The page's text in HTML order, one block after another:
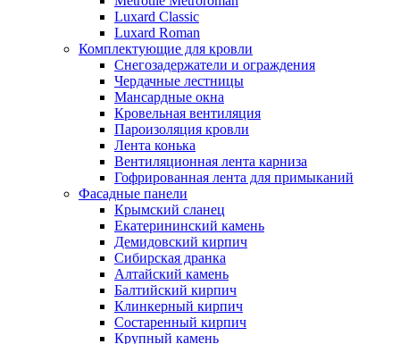
Luxard Classic
Luxard Roman
Комплектующие для кровли
Снегозадержатели и ограждения
Чердачные лестницы
Мансардные окна
Кровельная вентиляция
Пароизоляция кровли
Лента конька
Вентиляционная лента карниза
Гофрированная лента для примыканий
Фасадные панели
Крымский сланец
Екатерининский камень
Демидовский кирпич
Сибирская дранка
Алтайский камень
Балтийский кирпич
Клинкерный кирпич
Состаренный кирпич
Крупный камень